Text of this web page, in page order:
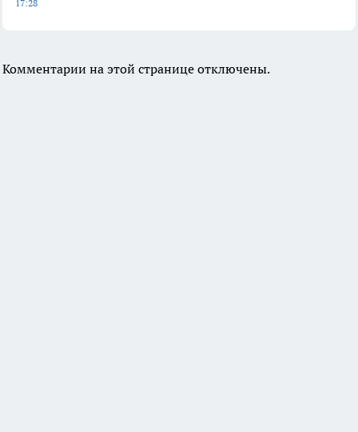
17:28
Комментарии на этой странице отключены.